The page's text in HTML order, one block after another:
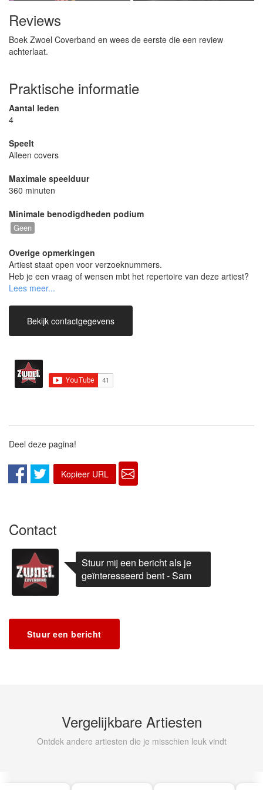
Reviews
Boek Zwoel Coverband en wees de eerste die een review
achterlaat.
Praktische informatie
Aantal leden
4
Speelt
Alleen covers
Maximale speelduur
360 minuten
Minimale benodigdheden podium
Geen
Overige opmerkingen
Artiest staat open voor verzoeknummers.
Heb je een vraag of wensen mbt het repertoire van deze artiest?
Vermeld dit dan in je aanvraag.
Bekijk contactgegevens
Deel deze pagina!
Kopieer URL
Contact
Stuur mij een bericht als je
geïnteresseerd bent - Sam
Stuur een bericht
Vergelijkbare Artiesten
Ontdek andere artiesten die je misschien leuk vindt